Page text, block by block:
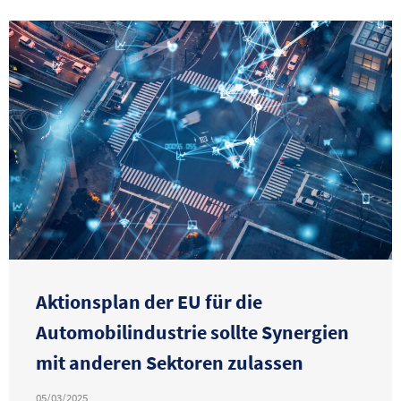
Aktionsplan der EU für die
Automobilindustrie sollte Synergien
mit anderen Sektoren zulassen